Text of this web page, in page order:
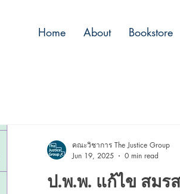
Home About Bookstore
ป.พ.พ. แก้ไข สมร
คณะวิชาการ The Justice Group
Jun 19, 2025
0 min read